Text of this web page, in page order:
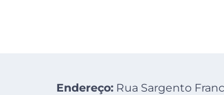
Endereço: Rua Sargento